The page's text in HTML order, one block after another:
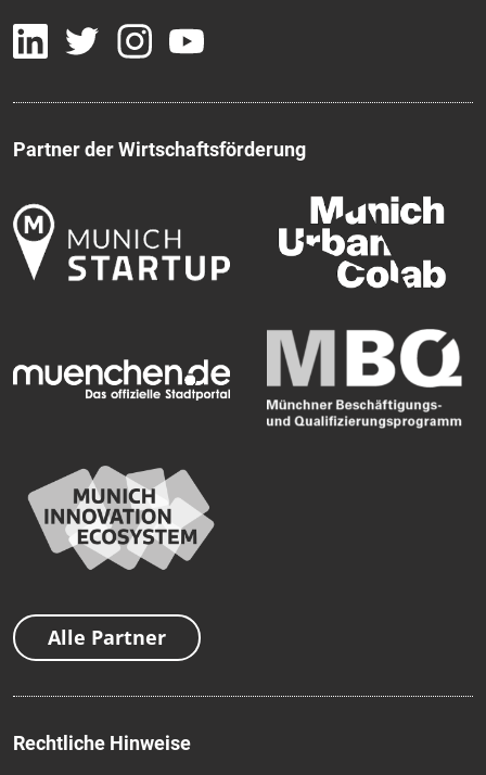
Partner der Wirtschaftsförderung
Alle Partner
Rechtliche Hinweise